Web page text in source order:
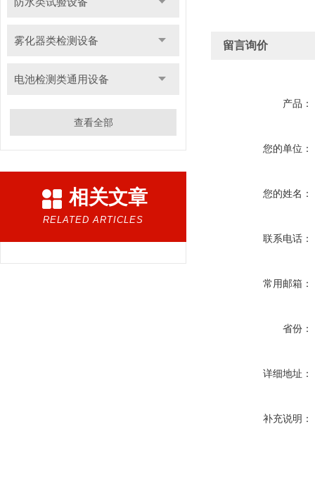
雾化器类检测设备
电池检测类通用设备
查看全部
相关文章
RELATED ARTICLES
留言询价
产品：
您的单位：
您的姓名：
联系电话：
常用邮箱：
省份：
详细地址：
补充说明：